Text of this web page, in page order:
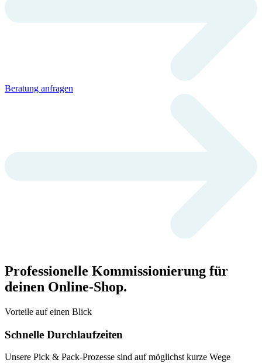
Beratung anfragen
Professionelle Kommissionierung für
deinen Online-Shop.
Vorteile auf einen Blick
Schnelle Durchlaufzeiten
Unsere Pick & Pack-Prozesse sind auf möglichst kurze Wege